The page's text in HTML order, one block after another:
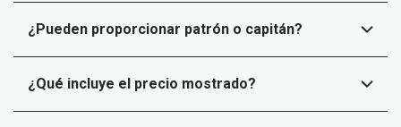
¿Pueden proporcionar patrón o capitán?
¿Qué incluye el precio mostrado?